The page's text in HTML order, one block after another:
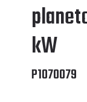
kW
P1070079